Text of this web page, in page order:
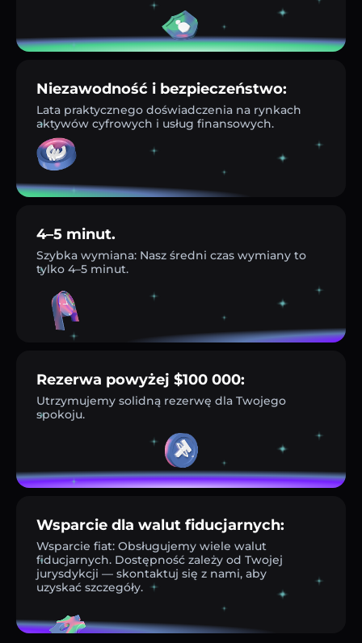
Niezawodność i bezpieczeństwo:
Lata praktycznego doświadczenia na rynkach
aktywów cyfrowych i usług finansowych.
4–5 minut.
Szybka wymiana: Nasz średni czas wymiany to
tylko 4–5 minut.
Rezerwa powyżej $100 000:
Utrzymujemy solidną rezerwę dla Twojego
spokoju.
Wsparcie dla walut fiducjarnych:
Wsparcie fiat: Obsługujemy wiele walut
fiducjarnych. Dostępność zależy od Twojej
jurysdykcji — skontaktuj się z nami, aby
uzyskać szczegóły.